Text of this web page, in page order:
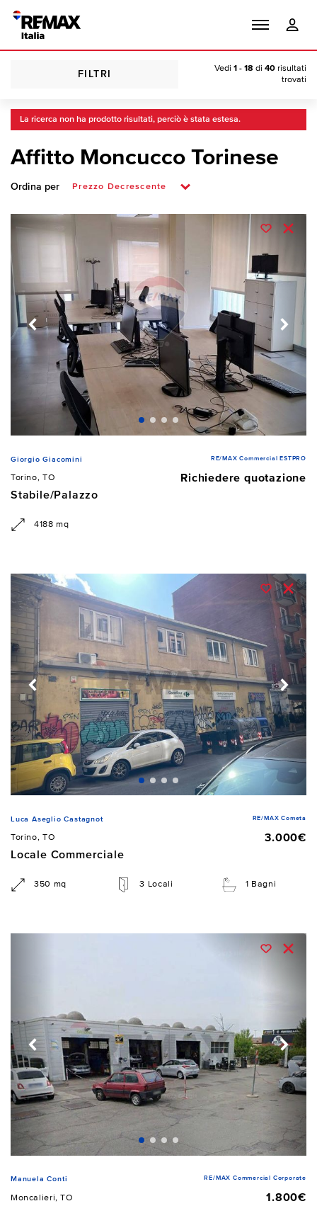
FILTRI
Vedi 1 - 18 di 40 risultati
trovati
La ricerca non ha prodotto risultati, perciò è stata estesa.
Affitto Moncucco Torinese
Ordina per
Giorgio Giacomini RE/MAX Commercial ESTPRO
Torino, TO
Richiedere quotazione
Stabile/Palazzo
4188 mq
Luca Aseglio Castagnot RE/MAX Cometa
Torino, TO
3.000€
Locale Commerciale
350 mq 3 Locali 1 Bagni
Manuela Conti RE/MAX Commercial Corporate
Moncalieri, TO
1.800€